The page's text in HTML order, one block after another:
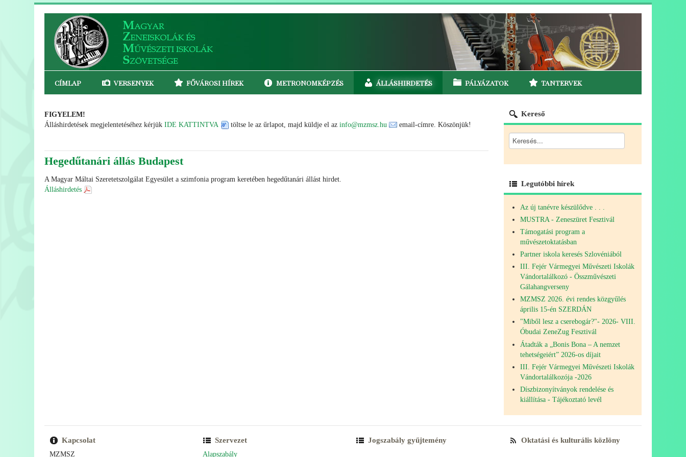
CÍMLAP VERSENYEK FŐVÁROSI HÍREK METRONOMKÉPZÉS ÁLLÁSHIRDETÉS PÁLYÁZATOK TANTERVEK
FIGYELEM!
Álláshirdetések megjelentetéséhez kérjük IDE KATTINTVA töltse le az űrlapot, majd küldje el az info@mzmsz.hu email-címre. Köszönjük!
Hegedűtanári állás Budapest
A Magyar Máltai Szeretetszolgálat Egyesület a szimfonia program keretében hegedűtanári állást hirdet.
Álláshirdetés
Kereső
Legutóbbi hírek
Az új tanévre készülődve . . .
MUSTRA - Zeneszüret Fesztivál
Támogatási program a
művészetoktatásban
Partner iskola keresés Szlovéniából
III. Fejér Vármegyei Művészeti Iskolák
Vándortalálkozó - Összművészeti
Gálahangverseny
MZMSZ 2026. évi rendes közgyűlés
április 15-én SZERDÁN
"Miből lesz a cserebogár?"- 2026- VIII.
Óbudai ZeneZug Fesztivál
Átadták a „Bonis Bona – A nemzet
tehetségeiért” 2026-os díjait
III. Fejér Vármegyei Művészeti Iskolák
Vándortalálkozója -2026
Díszbizonyítványok rendelése és
kiállítása - Tájékoztató levél
Kapcsolat
MZMSZ
Szervezet
Alapszabály
Jogszabály gyűjtemény Oktatási és kulturális közlöny